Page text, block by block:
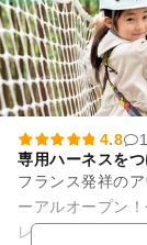
4.8
専用ハーネスを
フランス発祥の
ーアルオープン
レイアウトに！